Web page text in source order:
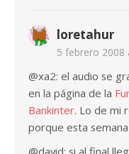
loretahur
5 febrero 2008
@xa2: el audio se
en la página de la
Bankinter. Lo de mi
porque esta